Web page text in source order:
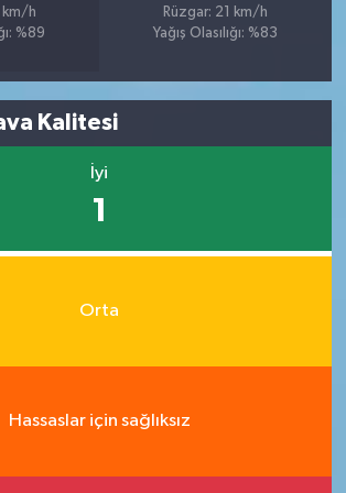
km/h
%89
Rüzgar: 21 km/h
Yağış Olasılığı: %83
Kalitesi
İyi
1
Orta
Hassaslar için sağlıksız